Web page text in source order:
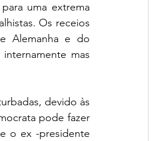
uma extrema
Os receios
Alemanha e do
mas
devido às
pode fazer
o ex -presidente